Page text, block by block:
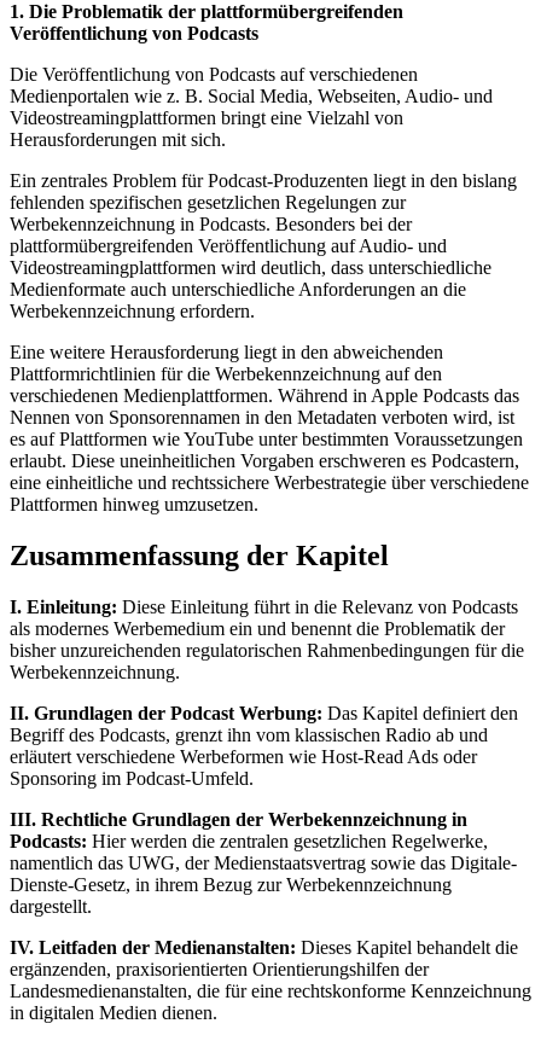
1. Die Problematik der plattformübergreifenden
Veröffentlichung von Podcasts
Die Veröffentlichung von Podcasts auf verschiedenen
Medienportalen wie z. B. Social Media, Webseiten, Audio- und
Videostreamingplattformen bringt eine Vielzahl von
Herausforderungen mit sich.
Ein zentrales Problem für Podcast-Produzenten liegt in den bislang
fehlenden spezifischen gesetzlichen Regelungen zur
Werbekennzeichnung in Podcasts. Besonders bei der
plattformübergreifenden Veröffentlichung auf Audio- und
Videostreamingplattformen wird deutlich, dass unterschiedliche
Medienformate auch unterschiedliche Anforderungen an die
Werbekennzeichnung erfordern.
Eine weitere Herausforderung liegt in den abweichenden
Plattformrichtlinien für die Werbekennzeichnung auf den
verschiedenen Medienplattformen. Während in Apple Podcasts das
Nennen von Sponsorennamen in den Metadaten verboten wird, ist
es auf Plattformen wie YouTube unter bestimmten Voraussetzungen
erlaubt. Diese uneinheitlichen Vorgaben erschweren es Podcastern,
eine einheitliche und rechtssichere Werbestrategie über verschiedene
Plattformen hinweg umzusetzen.
Zusammenfassung der Kapitel
I. Einleitung: Diese Einleitung führt in die Relevanz von Podcasts
als modernes Werbemedium ein und benennt die Problematik der
bisher unzureichenden regulatorischen Rahmenbedingungen für die
Werbekennzeichnung.
II. Grundlagen der Podcast Werbung: Das Kapitel definiert den
Begriff des Podcasts, grenzt ihn vom klassischen Radio ab und
erläutert verschiedene Werbeformen wie Host-Read Ads oder
Sponsoring im Podcast-Umfeld.
III. Rechtliche Grundlagen der Werbekennzeichnung in
Podcasts: Hier werden die zentralen gesetzlichen Regelwerke,
namentlich das UWG, der Medienstaatsvertrag sowie das Digitale-
Dienste-Gesetz, in ihrem Bezug zur Werbekennzeichnung
dargestellt.
IV. Leitfaden der Medienanstalten: Dieses Kapitel behandelt die
ergänzenden, praxisorientierten Orientierungshilfen der
Landesmedienanstalten, die für eine rechtskonforme Kennzeichnung
in digitalen Medien dienen.